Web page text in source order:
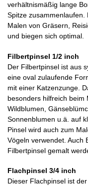
verhältnismäßig lange
Spitze zusammenlaufen.
Malen von Gräsern,
und biegen sich optimal.
Filbertpinsel 1/2 inch
Der Filbertpinsel ist aus
eine oval zulaufende
mit einer Katzenzunge.
besonders hilfreich beim
Wildblumen,
Sonnenblumen u.ä. auf
Pinsel wird auch zum
Vögeln verwendet. Auch
Filbertpinsel gemalt
Flachpinsel 3/4 inch
Dieser Flachpinsel ist